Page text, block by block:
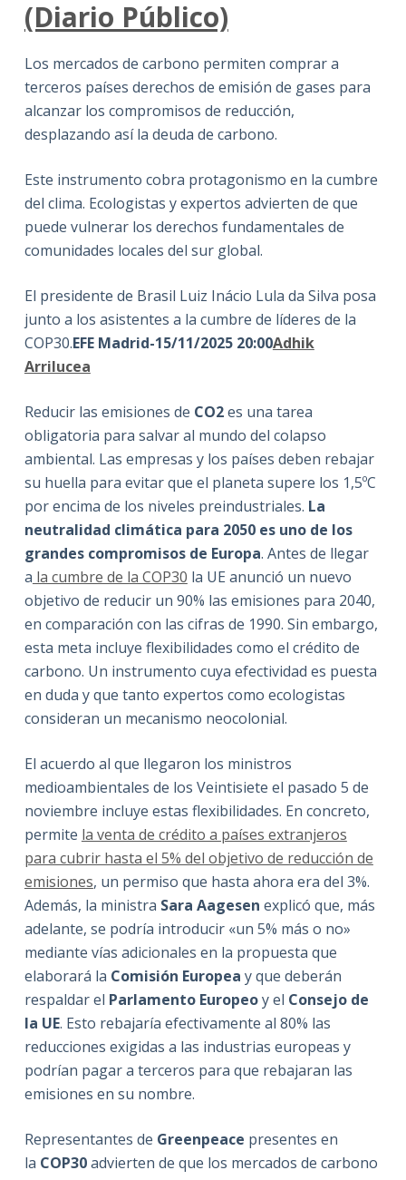
(Diario Público)
Los mercados de carbono permiten comprar a
terceros países derechos de emisión de gases para
alcanzar los compromisos de reducción,
desplazando así la deuda de carbono.
Este instrumento cobra protagonismo en la cumbre
del clima. Ecologistas y expertos advierten de que
puede vulnerar los derechos fundamentales de
comunidades locales del sur global.
El presidente de Brasil Luiz Inácio Lula da Silva posa
junto a los asistentes a la cumbre de líderes de la
COP30.EFE Madrid-15/11/2025 20:00Adhik
Arrilucea
Reducir las emisiones de CO2es una tarea
obligatoria para salvar al mundo del colapso
ambiental. Las empresas y los países deben rebajar
su huella para evitar que el planeta supere los 1,5ºC
por encima de los niveles preindustriales. La
neutralidad climática para 2050 es uno de los
grandes compromisos de Europa. Antes de llegar
a la cumbre de la COP30 la UE anunció un nuevo
objetivo de reducir un 90% las emisiones para 2040,
en comparación con las cifras de 1990. Sin embargo,
esta meta incluye flexibilidades como el crédito de
carbono. Un instrumento cuya efectividad es puesta
en duda y que tanto expertos como ecologistas
consideran un mecanismo neocolonial.
El acuerdo al que llegaron los ministros
medioambientales de los Veintisiete el pasado 5 de
noviembre incluye estas flexibilidades. En concreto,
permite la venta de crédito a países extranjeros
para cubrir hasta el 5% del objetivo de reducción de
emisiones, un permiso que hasta ahora era del 3%.
Además, la ministra Sara Aagesen explicó que, más
adelante, se podría introducir «un 5% más o no»
mediante vías adicionales en la propuesta que
elaborará la Comisión Europea y que deberán
respaldar el Parlamento Europeoy el Consejo de
la UE. Esto rebajaría efectivamente al 80% las
reducciones exigidas a las industrias europeas y
podrían pagar a terceros para que rebajaran las
emisiones en su nombre.
Representantes de Greenpeace presentes en
la COP30advierten de que los mercados de carbono